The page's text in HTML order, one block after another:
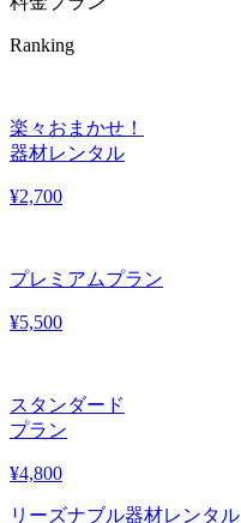
Ranking
楽々おまかせ！
器材レンタル
¥2,700
プレミアムプラン
¥5,500
スタンダード
プラン
¥4,800
リーズナブル器材レンタル